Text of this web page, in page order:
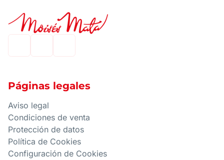
Páginas legales
Aviso legal
Condiciones de venta
Protección de datos
Política de Cookies
Configuración de Cookies